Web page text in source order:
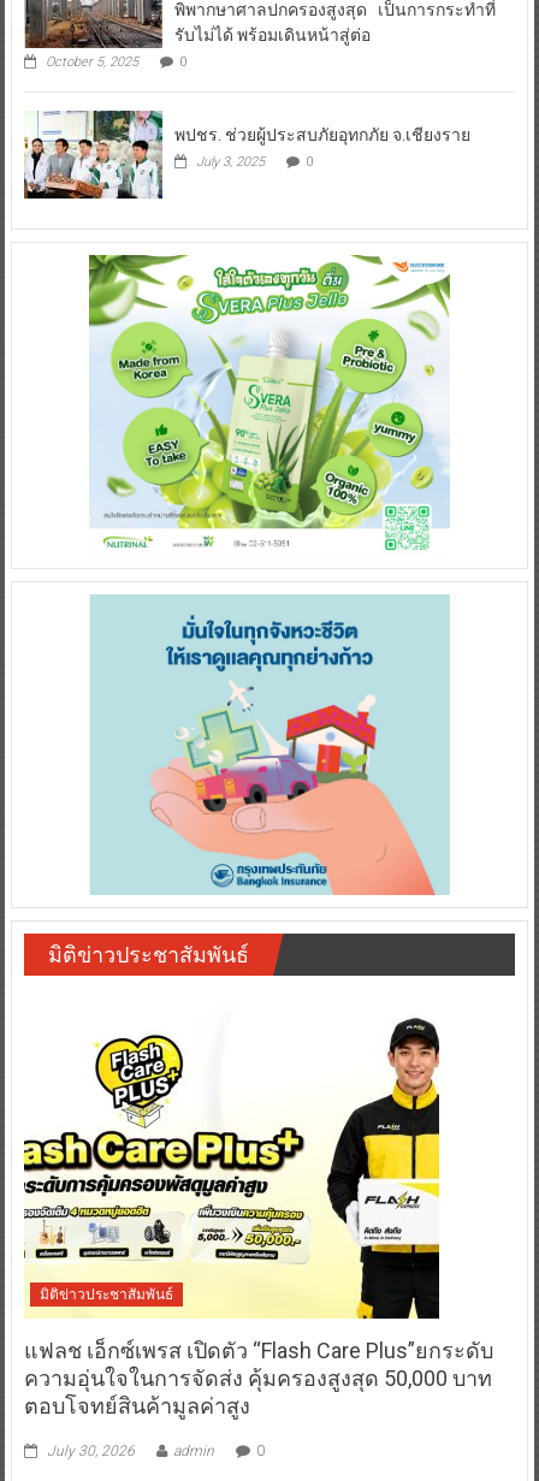
พิพากษาศาลปกครองสูงสุด เป็นการกระทำที่
รับไม่ได้ พร้อมเดินหน้าสู่ต่อ
October 5, 2025 0
พปชร. ช่วยผู้ประสบภัยอุทกภัย จ.เชียงราย
July 3, 2025 0
มิติข่าวประชาสัมพันธ์
มิติข่าวประชาสัมพันธ์
แฟลช เอ็กซ์เพรส เปิดตัว “Flash Care Plus”ยกระดับ
ความอุ่นใจในการจัดส่ง คุ้มครองสูงสุด 50,000 บาท
ตอบโจทย์สินค้ามูลค่าสูง
July 30, 2026 admin 0